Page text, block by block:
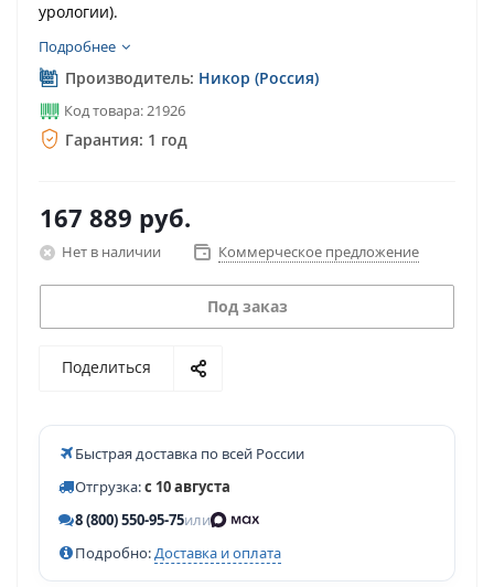
урологии).
Подробнее
Производитель: Никор (Россия)
Код товара: 21926
Гарантия: 1 год
167 889 руб.
Нет в наличии Коммерческое предложение
Под заказ
Поделиться
Быстрая доставка по всей России
Отгрузка:с 10 августа
8 (800) 550-95-75или
Подробно:Доставка и оплата